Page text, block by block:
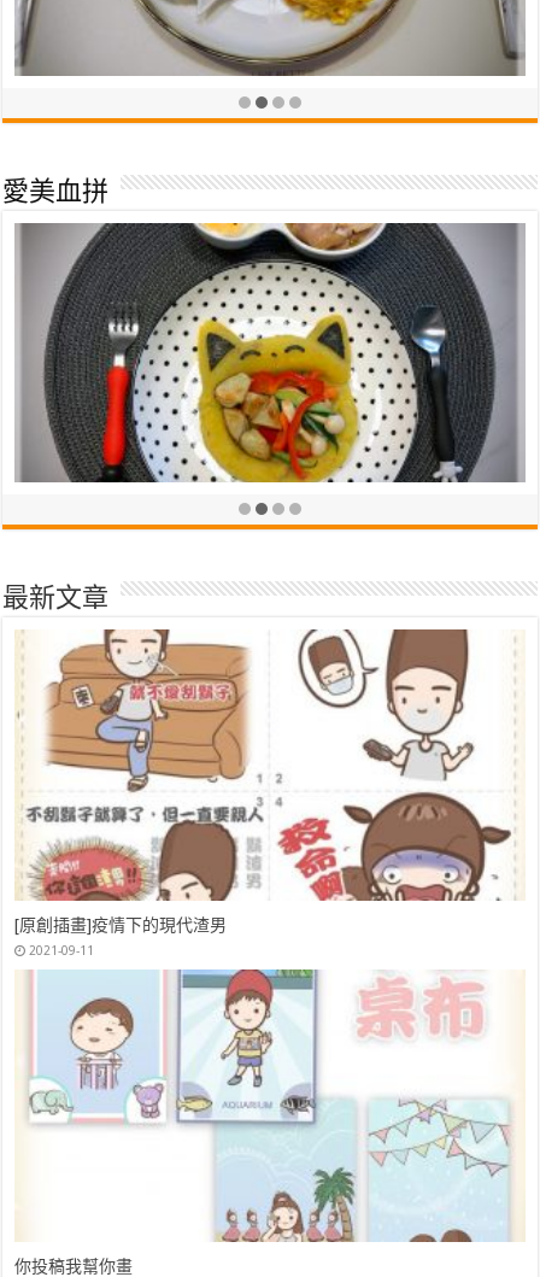
英國LittleBrian可洗式無毒兒童專用水彩棒，超多變化畫法
【育兒心得】每個媽媽都需要巧虎寶寶版，和寶寶一起閱讀、打發時
間、遊戲全靠它
NUK媽媽教室錯過會心痛!課程禮包都超豐富(2019付費文華東方酒店
場)
2019-04-07
愛美血拼
Arnest創意料理小物，甜食鹹食都通用的可食杯模(好吃小杯)
Arnest模具創意料理小物，不須捏飯糰模做出好吃好看的飯糰
2020-04-11
英國LittleBrian可洗式無毒兒童專用水彩棒，超多變化畫法
最新文章
[原創插畫]疫情下的現代渣男
2021-09-11
你投稿我幫你畫